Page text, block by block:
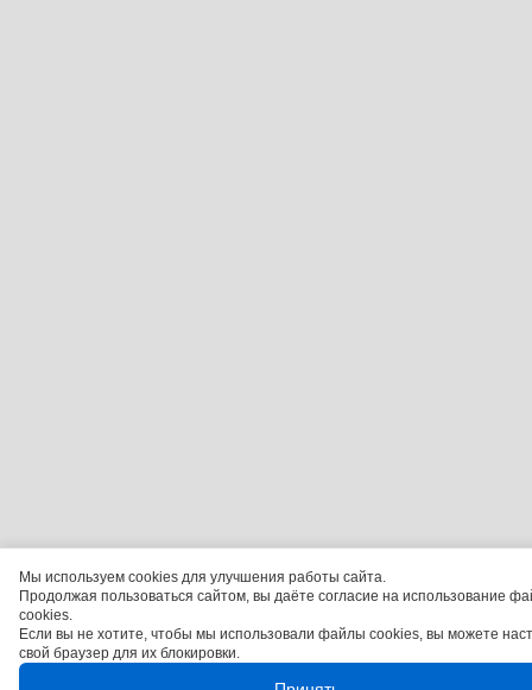
Мы используем cookies для улучшения работы сайта.
Продолжая пользоваться сайтом, вы даёте согласие на использование
cookies.
Если вы не хотите, чтобы мы использовали файлы cookies, вы можете
свой браузер для их блокировки.